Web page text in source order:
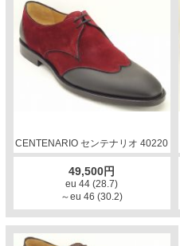
CENTENARIO センテナリオ 40220
49,500円
eu 44 (28.7)
～eu 46 (30.2)